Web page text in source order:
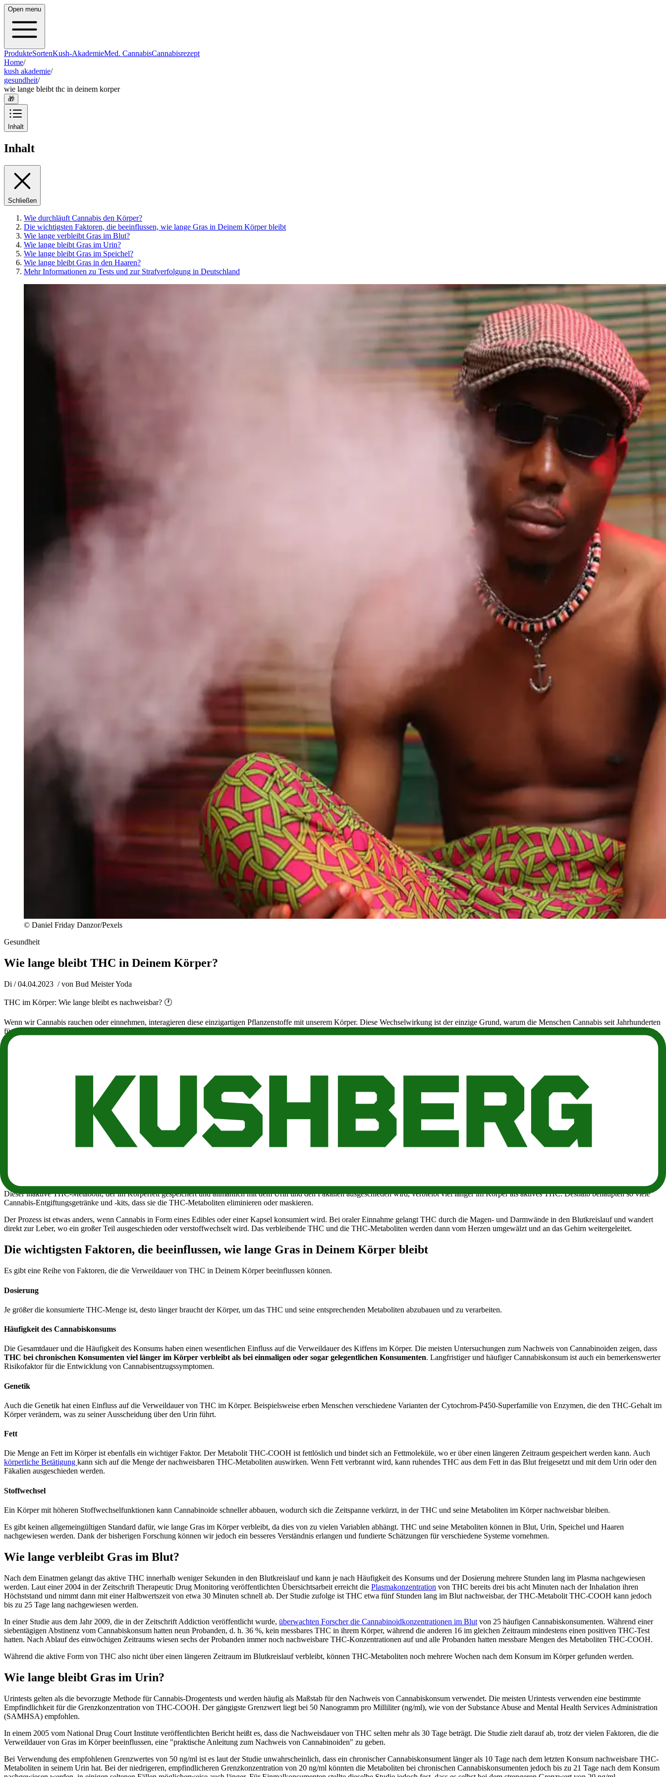
Open menu
ProdukteSortenKush-AkademieMed. CannabisCannabisrezept
Home/
kush akademie/
gesundheit/
wie lange bleibt thc in deinem korper
🎁
Inhalt
Inhalt
Schließen
Wie durchläuft Cannabis den Körper?
Die wichtigsten Faktoren, die beeinflussen, wie lange Gras in Deinem Körper bleibt
Wie lange verbleibt Gras im Blut?
Wie lange bleibt Gras im Urin?
Wie lange bleibt Gras im Speichel?
Wie lange bleibt Gras in den Haaren?
Mehr Informationen zu Tests und zur Strafverfolgung in Deutschland
© Daniel Friday Danzor/Pexels
Gesundheit
Wie lange bleibt THC in Deinem Körper?
Di / 04.04.2023 / von Bud Meister Yoda
THC im Körper: Wie lange bleibt es nachweisbar? 🕐
Wenn wir Cannabis rauchen oder einnehmen, interagieren diese einzigartigen Pflanzenstoffe mit unserem Körper. Diese Wechselwirkung ist der einzige Grund, warum die Menschen Cannabis seit Jahrhunderten
für religiöse Zwecke, zur Entspannung, Schmerzlinderung und zur Erholung nutzen. Diese Wechselwirkung erklärt auch, warum Cannabinoide und ihre Nebenprodukte im Körper nachweisbar bleiben und in
vielen Fällen noch lange nach dem Abklingen des Rausches wirken.
ausschließlich auf THC und THC-Metaboliten oder Nebenprodukte untersucht, die beim Abbau von THC im Körper entstehen.
Wie durchläuft Cannabis den Körper?
Um vollständig zu verstehen, wie lange Gras in Deinem Körper verbleiben kann, ist es wichtig zu wissen, wie THC den menschlichen Körper durchläuft und mit ihm interagiert.
Wenn Cannabis geraucht oder verdampft wird, gelangt THC über die Lunge in den Blutkreislauf. Von dort wird es im Blutkreislauf direkt zum Herzen transportiert und durch den Körper gepumpt, wo es sich an
die CB1-Rezeptoren im Gehirn, in bestimmten Organen und im zentralen Nervensystem sowie an die CB2-Rezeptoren in der Milz und im Immunsystem bindet. Diese Rezeptoren sind Teil des
meisten Drogenscreening-Methoden nach einem Metaboliten namens 11-nor-9-Carboxy-THC oder THC-COOH.
Dieser inaktive THC-Metabolit, der im Körperfett gespeichert und allmählich mit dem Urin und den Fäkalien ausgeschieden wird, verbleibt viel länger im Körper als aktives THC. Deshalb behaupten so viele
Cannabis-Entgiftungsgetränke und -kits, dass sie die THC-Metaboliten eliminieren oder maskieren.
Der Prozess ist etwas anders, wenn Cannabis in Form eines Edibles oder einer Kapsel konsumiert wird. Bei oraler Einnahme gelangt THC durch die Magen- und Darmwände in den Blutkreislauf und wandert
direkt zur Leber, wo ein großer Teil ausgeschieden oder verstoffwechselt wird. Das verbleibende THC und die THC-Metaboliten werden dann vom Herzen umgewälzt und an das Gehirn weitergeleitet.
Die wichtigsten Faktoren, die beeinflussen, wie lange Gras in Deinem Körper bleibt
Es gibt eine Reihe von Faktoren, die die Verweildauer von THC in Deinem Körper beeinflussen können.
Dosierung
Je größer die konsumierte THC-Menge ist, desto länger braucht der Körper, um das THC und seine entsprechenden Metaboliten abzubauen und zu verarbeiten.
Häufigkeit des Cannabiskonsums
Die Gesamtdauer und die Häufigkeit des Konsums haben einen wesentlichen Einfluss auf die Verweildauer des Kiffens im Körper. Die meisten Untersuchungen zum Nachweis von Cannabinoiden zeigen, dass
THC bei chronischen Konsumenten viel länger im Körper verbleibt als bei einmaligen oder sogar gelegentlichen Konsumenten. Langfristiger und häufiger Cannabiskonsum ist auch ein bemerkenswerter
Risikofaktor für die Entwicklung von Cannabisentzugssymptomen.
Genetik
Auch die Genetik hat einen Einfluss auf die Verweildauer von THC im Körper. Beispielsweise erben Menschen verschiedene Varianten der Cytochrom-P450-Superfamilie von Enzymen, die den THC-Gehalt im
Körper verändern, was zu seiner Ausscheidung über den Urin führt.
Fett
Die Menge an Fett im Körper ist ebenfalls ein wichtiger Faktor. Der Metabolit THC-COOH ist fettlöslich und bindet sich an Fettmoleküle, wo er über einen längeren Zeitraum gespeichert werden kann. Auch
körperliche Betätigung kann sich auf die Menge der nachweisbaren THC-Metaboliten auswirken. Wenn Fett verbrannt wird, kann ruhendes THC aus dem Fett in das Blut freigesetzt und mit dem Urin oder den
Fäkalien ausgeschieden werden.
Stoffwechsel
Ein Körper mit höheren Stoffwechselfunktionen kann Cannabinoide schneller abbauen, wodurch sich die Zeitspanne verkürzt, in der THC und seine Metaboliten im Körper nachweisbar bleiben.
Es gibt keinen allgemeingültigen Standard dafür, wie lange Gras im Körper verbleibt, da dies von zu vielen Variablen abhängt. THC und seine Metaboliten können in Blut, Urin, Speichel und Haaren
nachgewiesen werden. Dank der bisherigen Forschung können wir jedoch ein besseres Verständnis erlangen und fundierte Schätzungen für verschiedene Systeme vornehmen.
Wie lange verbleibt Gras im Blut?
Nach dem Einatmen gelangt das aktive THC innerhalb weniger Sekunden in den Blutkreislauf und kann je nach Häufigkeit des Konsums und der Dosierung mehrere Stunden lang im Plasma nachgewiesen
werden. Laut einer 2004 in der Zeitschrift Therapeutic Drug Monitoring veröffentlichten Übersichtsarbeit erreicht die Plasmakonzentration von THC bereits drei bis acht Minuten nach der Inhalation ihren
Höchststand und nimmt dann mit einer Halbwertszeit von etwa 30 Minuten schnell ab. Der Studie zufolge ist THC etwa fünf Stunden lang im Blut nachweisbar, der THC-Metabolit THC-COOH kann jedoch
bis zu 25 Tage lang nachgewiesen werden.
In einer Studie aus dem Jahr 2009, die in der Zeitschrift Addiction veröffentlicht wurde, überwachten Forscher die Cannabinoidkonzentrationen im Blut von 25 häufigen Cannabiskonsumenten. Während einer
siebentägigen Abstinenz vom Cannabiskonsum hatten neun Probanden, d. h. 36 %, kein messbares THC in ihrem Körper, während die anderen 16 im gleichen Zeitraum mindestens einen positiven THC-Test
hatten. Nach Ablauf des einwöchigen Zeitraums wiesen sechs der Probanden immer noch nachweisbare THC-Konzentrationen auf und alle Probanden hatten messbare Mengen des Metaboliten THC-COOH.
Während die aktive Form von THC also nicht über einen längeren Zeitraum im Blutkreislauf verbleibt, können THC-Metaboliten noch mehrere Wochen nach dem Konsum im Körper gefunden werden.
Wie lange bleibt Gras im Urin?
Urintests gelten als die bevorzugte Methode für Cannabis-Drogentests und werden häufig als Maßstab für den Nachweis von Cannabiskonsum verwendet. Die meisten Urintests verwenden eine bestimmte
Empfindlichkeit für die Grenzkonzentration von THC-COOH. Der gängigste Grenzwert liegt bei 50 Nanogramm pro Milliliter (ng/ml), wie von der Substance Abuse and Mental Health Services Administration
(SAMHSA) empfohlen.
In einem 2005 vom National Drug Court Institute veröffentlichten Bericht heißt es, dass die Nachweisdauer von THC selten mehr als 30 Tage beträgt. Die Studie zielt darauf ab, trotz der vielen Faktoren, die die
Verweildauer von Gras im Körper beeinflussen, eine "praktische Anleitung zum Nachweis von Cannabinoiden" zu geben.
Bei Verwendung des empfohlenen Grenzwertes von 50 ng/ml ist es laut der Studie unwahrscheinlich, dass ein chronischer Cannabiskonsument länger als 10 Tage nach dem letzten Konsum nachweisbare THC-
Metaboliten in seinem Urin hat. Bei der niedrigeren, empfindlicheren Grenzkonzentration von 20 ng/ml könnten die Metaboliten bei chronischen Cannabiskonsumenten jedoch bis zu 21 Tage nach dem Konsum